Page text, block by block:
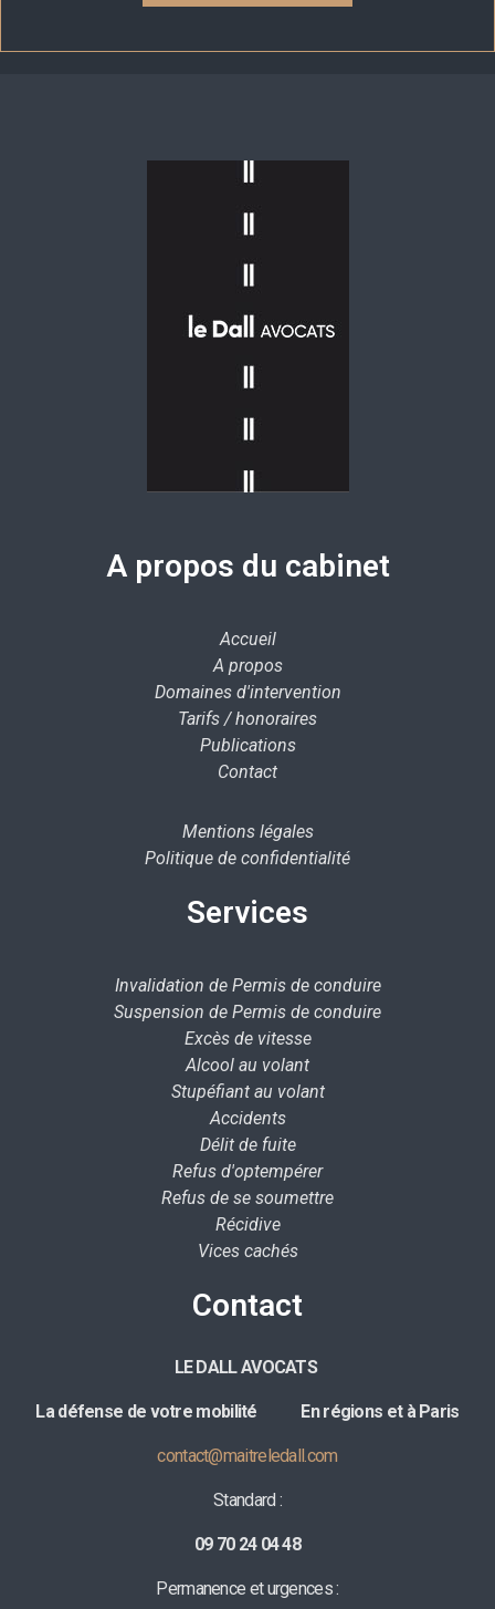
A propos du cabinet
Accueil
A propos
Domaines d'intervention
Tarifs / honoraires
Publications
Contact
Mentions légales
Politique de confidentialité
Services
Invalidation de Permis de conduire
Suspension de Permis de conduire
Excès de vitesse
Alcool au volant
Stupéfiant au volant
Accidents
Délit de fuite
Refus d'optempérer
Refus de se soumettre
Récidive
Vices cachés
Contact
LE DALL AVOCATS
La défense de votre mobilité En régions et à Paris
contact@maitreledall.com
Standard :
09 70 24 04 48
Permanence et urgences :